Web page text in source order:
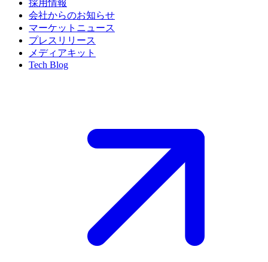
採用情報
会社からのお知らせ
マーケットニュース
プレスリリース
メディアキット
Tech Blog